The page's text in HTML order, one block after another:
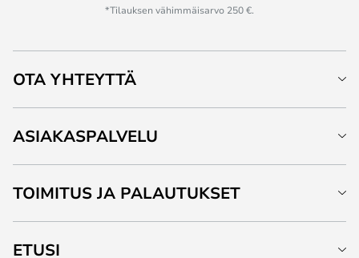
*Tilauksen vähimmäisarvo 250 €.
OTA YHTEYTTÄ
ASIAKASPALVELU
TOIMITUS JA PALAUTUKSET
ETUSI